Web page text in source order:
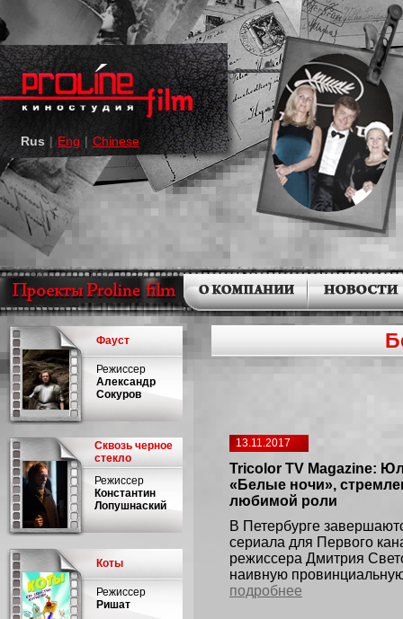
Rus | Eng | Chinese
Фауст
Режиссер
Александр
Сокуров
Сквозь черное
стекло
Режиссер
Константин
Лопушнаский
Коты
Режиссер
Ришат
13.11.2017
Tricolor TV Magazine:
«Белые ночи»,
любимой роли
В Петербурге
сериала для Первого
режиссера Дмитрия
наивную
подробнее